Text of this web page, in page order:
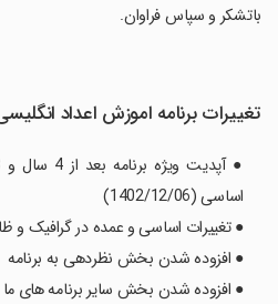
‏‏باتشکر و سپاس فراوان.
تغییرات برنامه اموزش اعداد
اساسی (1402/12/06)
● تغییرات اساسی و عمده در گرافیک و
● افزوده شدن بخش نظردهی به برنامه
● افزوده شدن بخش سایر برنامه های ما